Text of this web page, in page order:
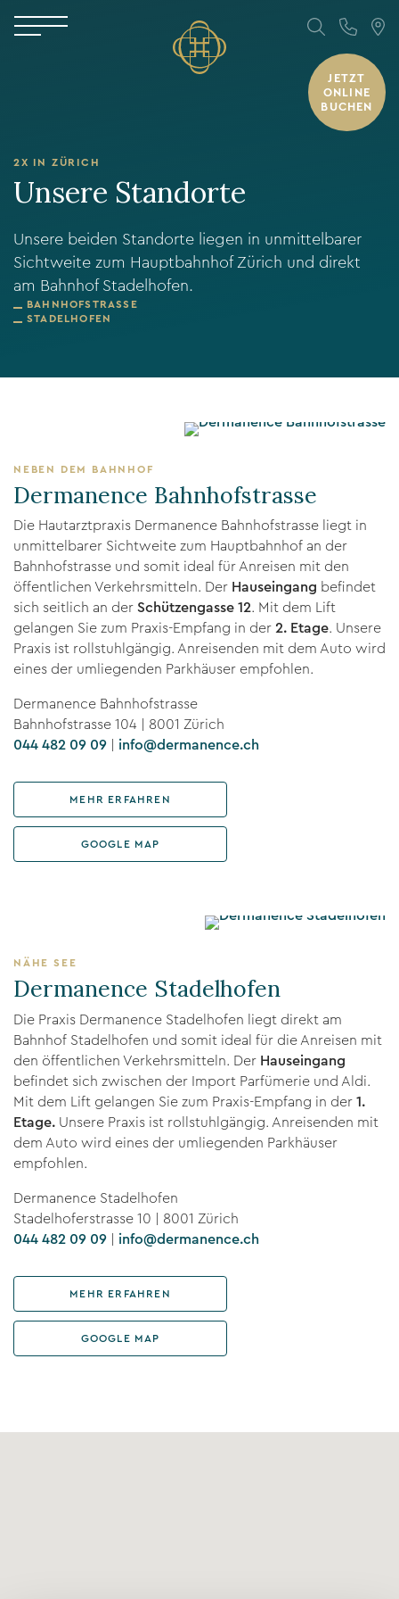
JETZT
ONLINE
BUCHEN
2X IN ZÜRICH
Unsere Standorte
Unsere beiden Standorte liegen in unmittelbarer
Sichtweite zum Hauptbahnhof Zürich und direkt
am Bahnhof Stadelhofen.
BAHNHOFSTRASSE
STADELHOFEN
NEBEN DEM BAHNHOF
Dermanence Bahnhofstrasse
Die Hautarztpraxis Dermanence Bahnhofstrasse liegt in
unmittelbarer Sichtweite zum Hauptbahnhof an der
Bahnhofstrasse und somit ideal für Anreisen mit den
öffentlichen Verkehrsmitteln. Der Hauseingang befindet
sich seitlich an derSchützengasse 12. Mit dem Lift
gelangen Sie zum Praxis-Empfang in der2. Etage. Unsere
Praxis ist rollstuhlgängig. Anreisenden mit dem Auto wird
eines der umliegenden Parkhäuser empfohlen.
Dermanence Bahnhofstrasse
Bahnhofstrasse 104 | 8001 Zürich
044 482 09 09 | info@dermanence.ch
MEHR ERFAHREN
GOOGLE MAP
NÄHE SEE
Dermanence Stadelhofen
Die Praxis Dermanence Stadelhofen liegt direkt am
Bahnhof Stadelhofen und somit ideal für die Anreisen mit
den öffentlichen Verkehrsmitteln. Der Hauseingang
befindet sich zwischen der Import Parfümerie und Aldi.
Mit dem Lift gelangen Sie zum Praxis-Empfang in der1.
Etage. Unsere Praxis ist rollstuhlgängig. Anreisenden mit
dem Auto wird eines der umliegenden Parkhäuser
empfohlen.
Dermanence Stadelhofen
Stadelhoferstrasse 10 | 8001 Zürich
044 482 09 09 | info@dermanence.ch
MEHR ERFAHREN
GOOGLE MAP